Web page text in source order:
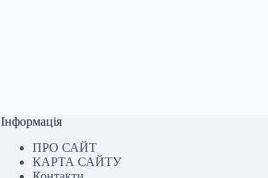
Інформація
ПРО САЙТ
КАРТА САЙТУ